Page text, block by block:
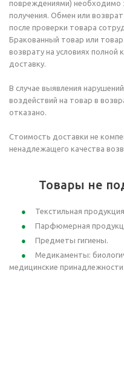
повреждениями) необходимо
получения. Обмен или
после проверки товара
Бракованный товар или
возврату на условиях полной
доставку.
В случае выявления
воздействий на товар в
отказано.
Стоимость доставки не
ненадлежащего качества
Товары не
Текстильная
Парфюмерная
Предметы гигиены.
Медикаменты:
медицинские принадлежности.